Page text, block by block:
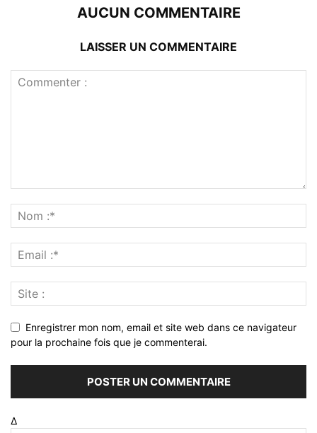
AUCUN COMMENTAIRE
LAISSER UN COMMENTAIRE
Enregistrer mon nom, email et site web dans ce navigateur
pour la prochaine fois que je commenterai.
Δ